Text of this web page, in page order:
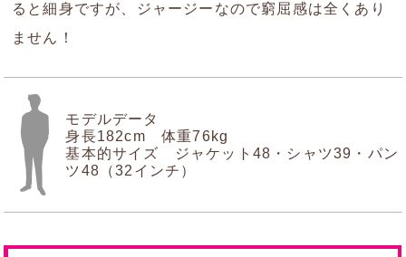
ると細身ですが、ジャージーなので窮屈感は全くあり
ません！
モデルデータ
身長182cm 体重76kg
基本的サイズ ジャケット48・シャツ39・パン
ツ48（32インチ）